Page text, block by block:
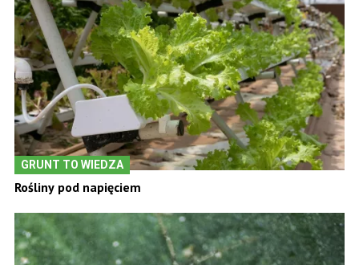
GRUNT TO WIEDZA
Rośliny pod napięciem